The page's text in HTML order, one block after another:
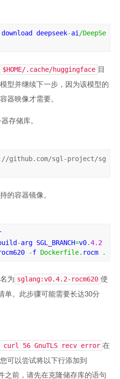
deepseek-ai /DeepSe
$HOME/.cache/huggingface 目
型并继续下一步，因为该模型的
器映像才需要。
存储库。
//github.com/sgl-project/sg
的容器镜像。
-arg SGL_BRANCH=v0.4.2
-f Dockerfile. rocm .
为 sglang:v0.4.2-rocm620 使
单。此步骤可能需要长达30分
56 GnuTLS recv error 在
可以尝试将以下行添加到
之前，请先在克隆储存库的语句